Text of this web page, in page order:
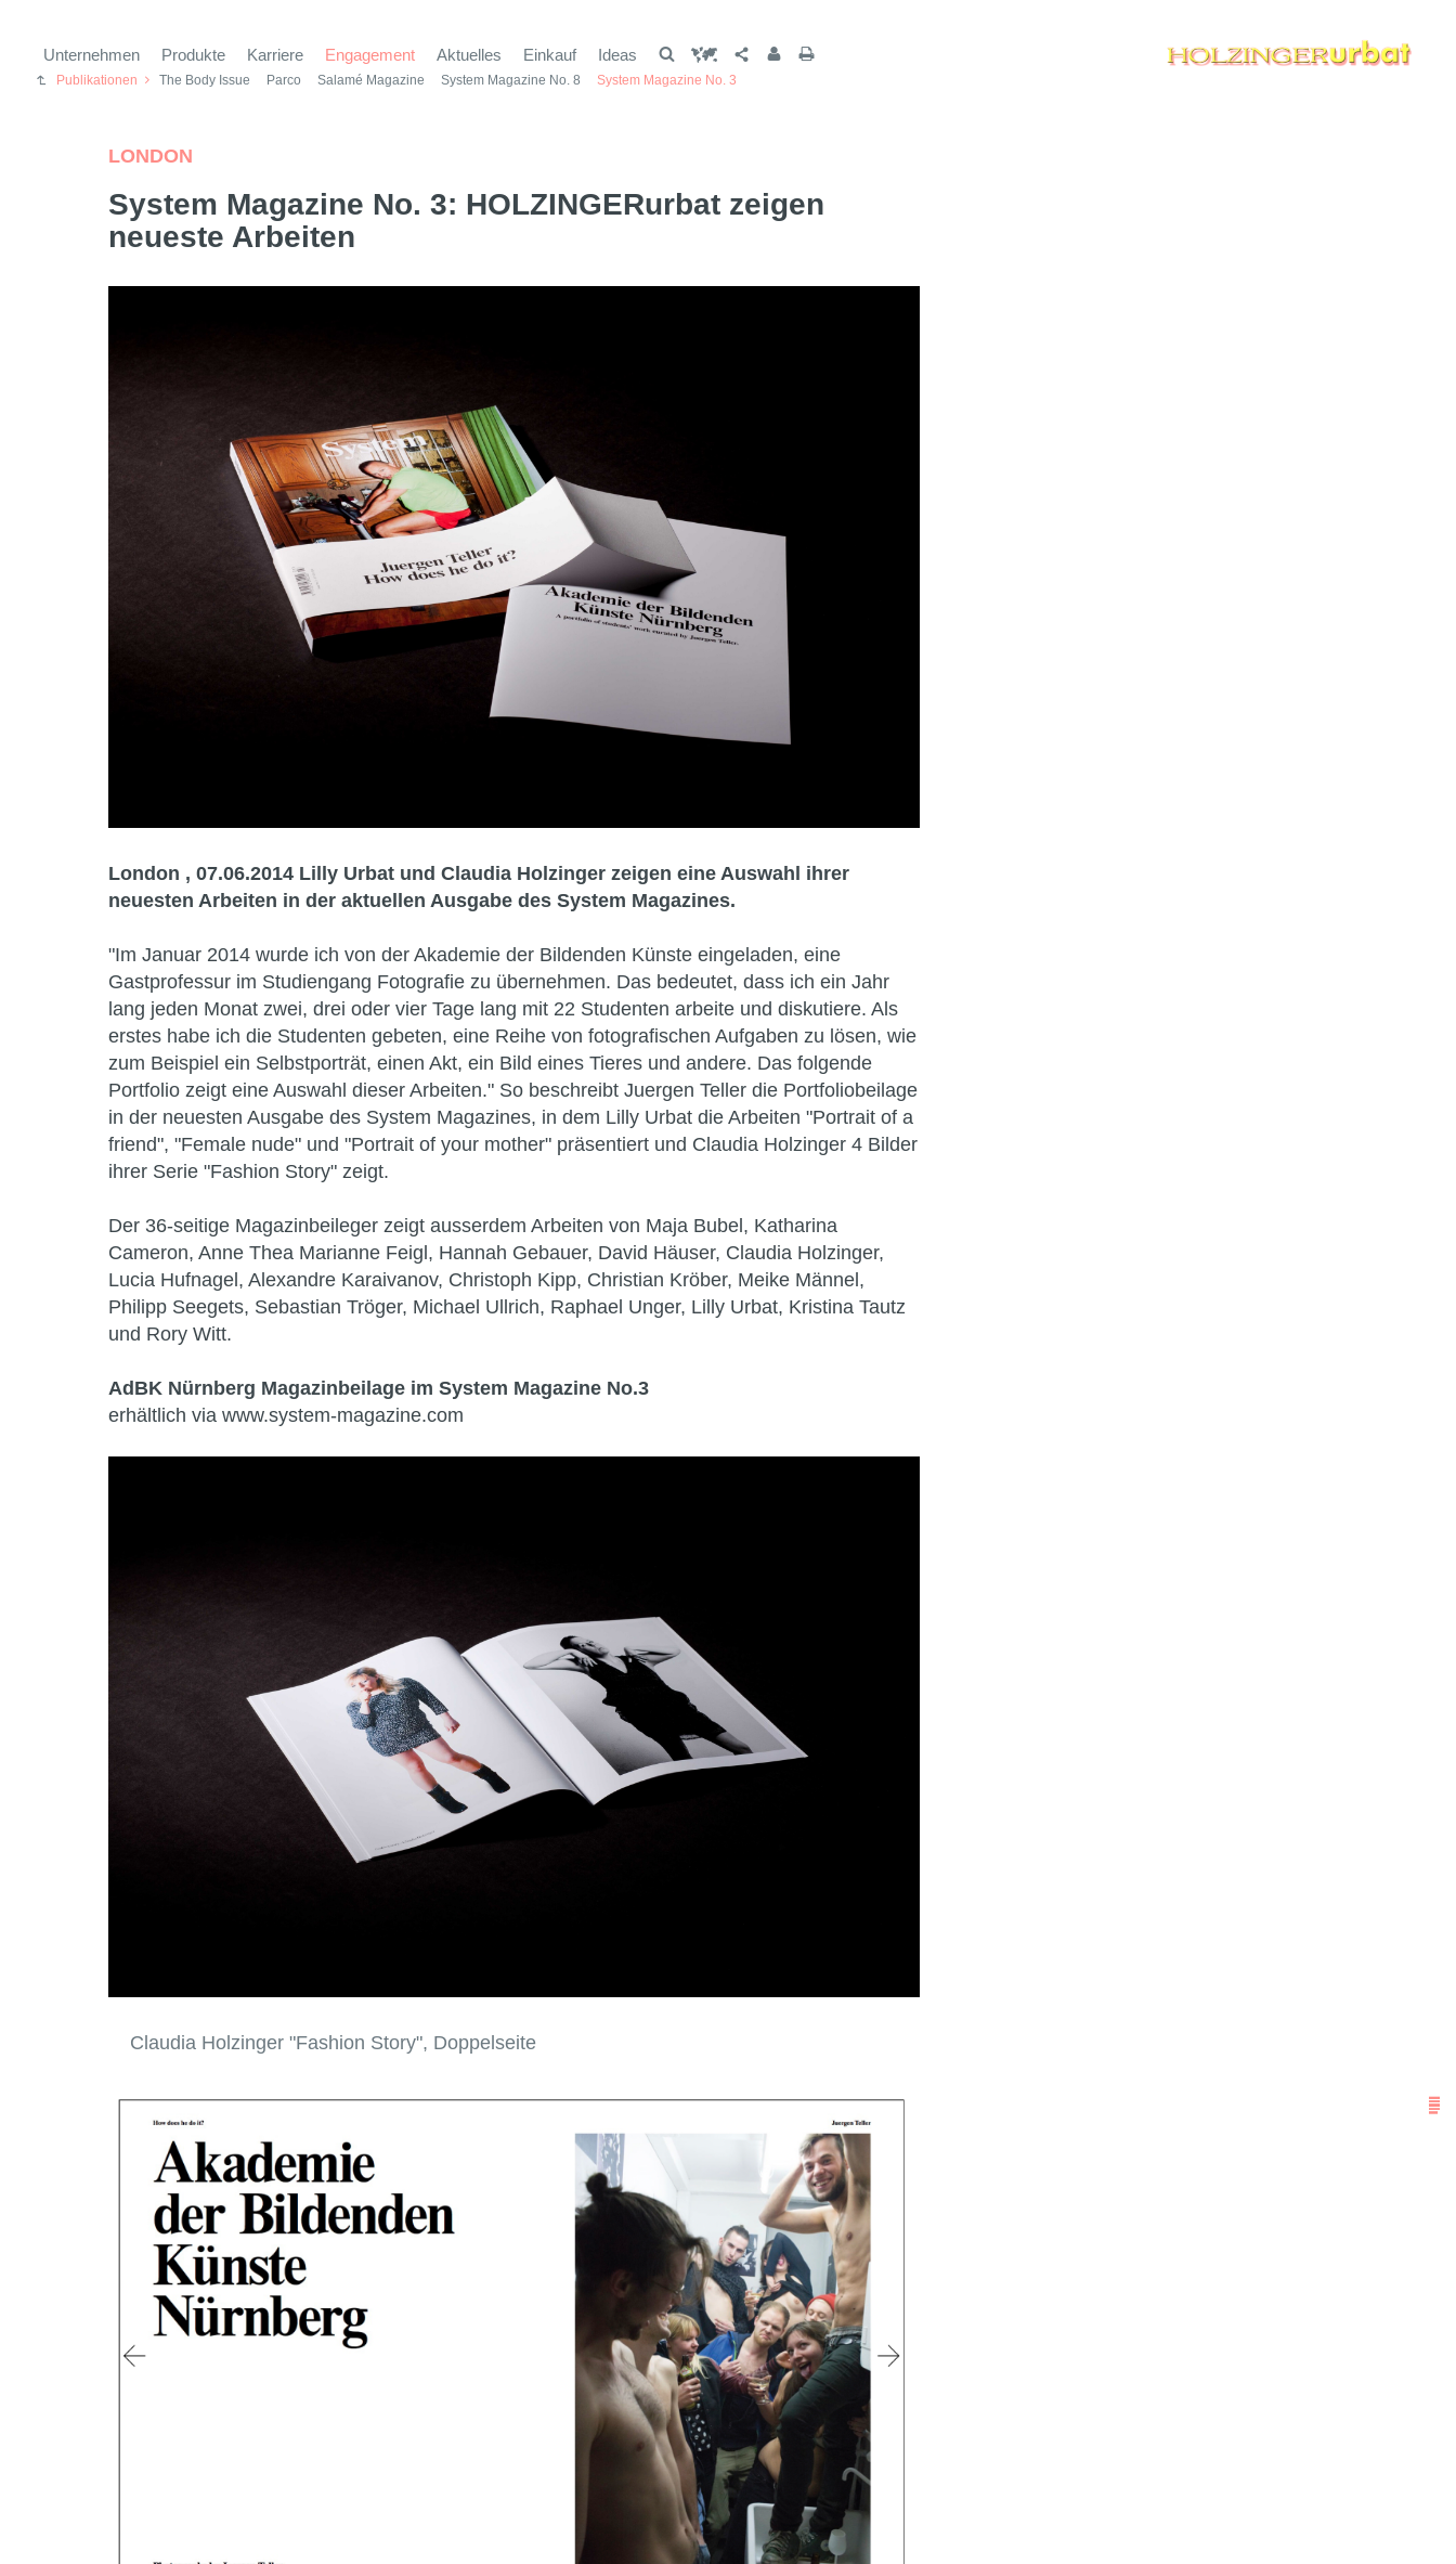
Unternehmen Produkte Karriere Engagement
Publikationen The Body Issue Parco Salamé Magazine System Magazine No. 8 System Magazine No. 3
Aktuelles Einkauf Ideas
LONDON
System Magazine No. 3: HOLZINGERurbat zeigen
neueste Arbeiten
London , 07.06.2014 Lilly Urbat und Claudia Holzinger zeigen eine Auswahl ihrer
neuesten Arbeiten in der aktuellen Ausgabe des System Magazines.
"Im Januar 2014 wurde ich von der Akademie der Bildenden Künste eingeladen, eine
Gastprofessur im Studiengang Fotografie zu übernehmen. Das bedeutet, dass ich ein Jahr
lang jeden Monat zwei, drei oder vier Tage lang mit 22 Studenten arbeite und diskutiere. Als
erstes habe ich die Studenten gebeten, eine Reihe von fotografischen Aufgaben zu lösen, wie
zum Beispiel ein Selbstporträt, einen Akt, ein Bild eines Tieres und andere. Das folgende
Portfolio zeigt eine Auswahl dieser Arbeiten." So beschreibt Juergen Teller die Portfoliobeilage
in der neuesten Ausgabe des System Magazines, in dem Lilly Urbat die Arbeiten "Portrait of a
friend", "Female nude" und "Portrait of your mother" präsentiert und Claudia Holzinger 4 Bilder
ihrer Serie "Fashion Story" zeigt.
Der 36-seitige Magazinbeileger zeigt ausserdem Arbeiten von Maja Bubel, Katharina
Cameron, Anne Thea Marianne Feigl, Hannah Gebauer, David Häuser, Claudia Holzinger,
Lucia Hufnagel, Alexandre Karaivanov, Christoph Kipp, Christian Kröber, Meike Männel,
Philipp Seegets, Sebastian Tröger, Michael Ullrich, Raphael Unger, Lilly Urbat, Kristina Tautz
und Rory Witt.
AdBK Nürnberg Magazinbeilage im System Magazine No.3
erhältlich via www.system-magazine.com
Claudia Holzinger "Fashion Story", Doppelseite